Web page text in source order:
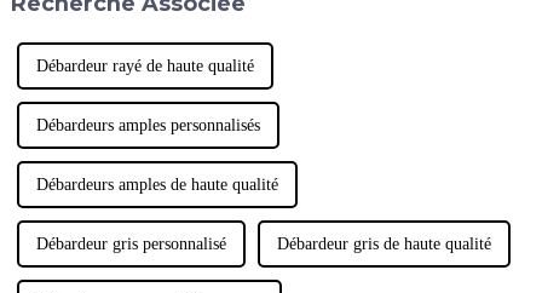
femmes ont tendance à porter
des soutiens-gorge de sport,…
Débardeur rayé de haute qualité
Débardeurs amples personnalisés
Débardeurs amples de haute qualité
Débardeur gris personnalisé Débardeur gris de haute qualité